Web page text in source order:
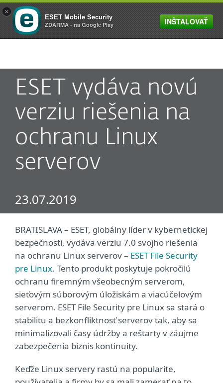
MENU
ESET vydáva novú
verziu riešenia na
ochranu Linux
serverov
23.07.2019
BRATISLAVA – ESET, globálny líder v kybernetickej
bezpečnosti, vydáva verziu 7.0 svojho riešenia
na ochranu Linux serverov – ESET File Security
pre Linux. Tento produkt poskytuje pokročilú
ochranu firemným všeobecným serverom,
sieťovým súborovým úložiskám a viacúčelovým
serverom. ESET File Security pre Linux sa stará o
stabilitu a bezkonfliktnosť serverov tak, aby sa
minimalizovali časy údržby a reštarty v záujme
zabezpečenia biznis kontinuity.
Keďže Linux servery rastú na popularite,
×
ESET Mobile Security
ZDARMA - na Google Play INŠTALOVAŤ